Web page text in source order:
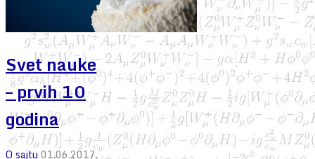
Svet nauke
– prvih 10
godina
O sajtu 01.06.2017.